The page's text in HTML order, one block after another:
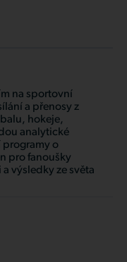
na sportovní
a přenosy z
hokeje,
analytické
programy o
pro fanoušky
výsledky ze světa